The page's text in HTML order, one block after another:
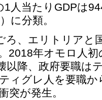
人当たりGDPは
に分類。
、エリトリアと
2018年オモロ人
以降、政府要職は
ィグレ人を要職
突が発生。